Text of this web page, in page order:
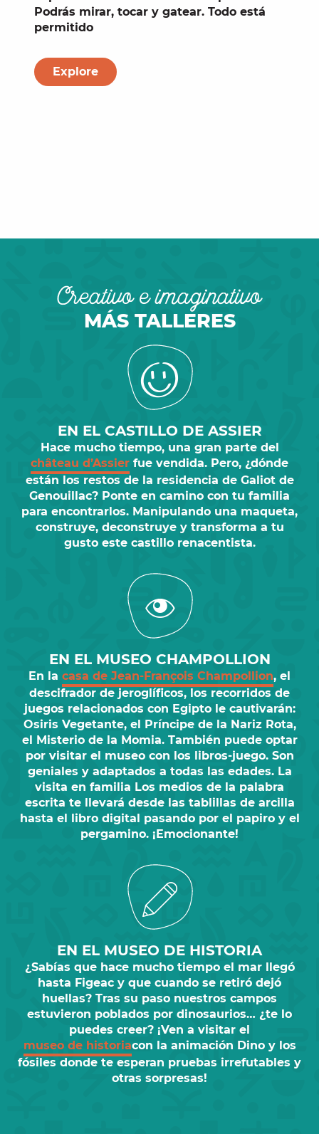
Podrás mirar, tocar y gatear. Todo está
permitido
Explore
Creativo e imaginativo
MÁS TALLERES
EN EL CASTILLO DE ASSIER
Hace mucho tiempo, una gran parte del
château d’Assier fue vendida. Pero, ¿dónde
están los restos de la residencia de Galiot de
Genouillac? Ponte en camino con tu familia
para encontrarlos. Manipulando una maqueta,
construye, deconstruye y transforma a tu
gusto este castillo renacentista.
EN EL MUSEO CHAMPOLLION
En la casa de Jean-François Champollion, el
descifrador de jeroglíficos, los recorridos de
juegos relacionados con Egiptole cautivarán:
Osiris Vegetante, el Príncipe de la Nariz Rota,
el Misterio de la Momia. También puede optar
por visitar el museo con los
libros-juego. Son
geniales y adaptados a todas las edades. La
visita en familia Los medios de la palabra
escrita te llevará desde las tablillas de arcilla
hasta el libro digital pasando por el papiro y el
pergamino. ¡Emocionante!
EN EL MUSEO DE HISTORIA
¿Sabías que hace mucho tiempo el mar llegó
hasta Figeac y que cuando se retiró dejó
huellas? Tras su paso nuestros campos
estuvieron poblados por dinosaurios… ¿te lo
puedes creer? ¡Ven a visitar el
museo de historiacon la animación Dino y los
fósiles donde te esperan pruebas irrefutables y
otras sorpresas!